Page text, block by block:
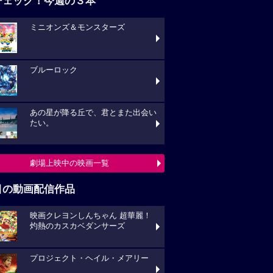
ミニオンズ＆モンスターズ
ブルーロック
あの星が降る丘で、君とまた出会い
たい。
劇場上映中の映画一覧
の動画配信作品
映画クレヨンしんちゃん 超華麗！
灼熱のカスカベダンサーズ
プロジェクト・ヘイル・メアリー